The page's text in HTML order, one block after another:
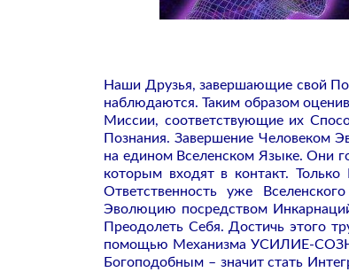
Наши Друзья, завершающие свой
наблюдаются. Таким образом
Миссии, соответствующие их
Познания. Завершение Человеком
на едином Вселенском Языке. Они
которым входят в контакт.
Ответственность уже
Эволюцию посредством
Преодолеть Себя. Достичь этого
помощью Механизма УСИЛИЕ-
Богоподобным – значит стать